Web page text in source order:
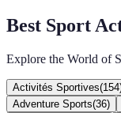
Best Sport
Explore the World of
Activités Sportives(154
Adventure Sports(36)